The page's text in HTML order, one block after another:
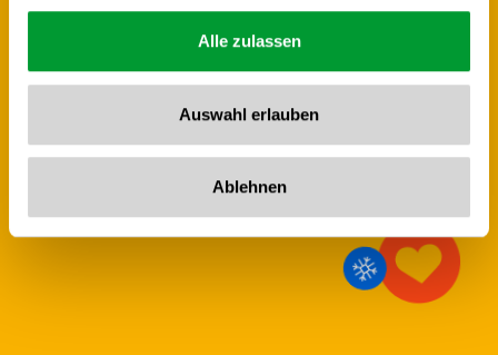
Alle zulassen
Auswahl erlauben
Ablehnen